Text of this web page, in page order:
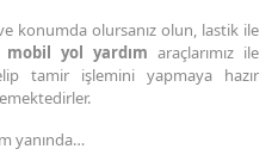
konumda olursanız olun, lastik ile
mobil yol yardım araçlarımız ile
tamir işlemini yapmaya hazır
yanında…